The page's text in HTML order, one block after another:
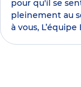
pour qu'il se
pleinement au
à vous,